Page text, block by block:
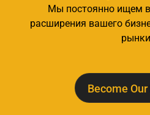
Мы постоянно ищем
расширения вашего
Become